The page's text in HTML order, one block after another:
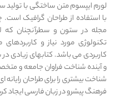
لورم ایپسوم متن ساختگی با
با استفاده از طراحان گرافیک است.
مجله در ستون و سطرآنچنان که
تکنولوژی مورد نیاز و
کاربردی می باشد. کتابهای
و آینده شناخت فراوان جامعه و
شناخت بیشتری را برای طراحان
فرهنگ پیشرو در زبان فارسی ایجاد